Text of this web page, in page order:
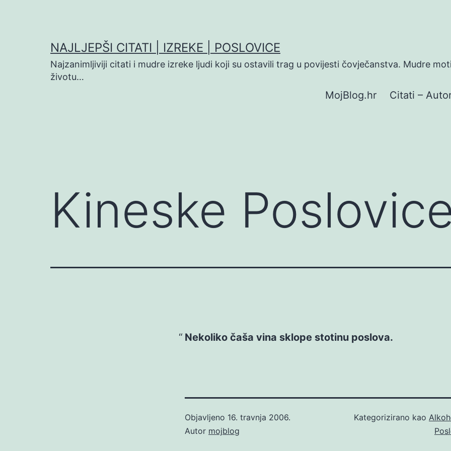
NAJLJEPŠI CITATI | IZREKE | POSLOVICE
Najzanimljiviji citati i mudre izreke ljudi koji su ostavili trag u povijesti čovječanstva. Mudre
životu…
MojBlog.hr Citati –
Kineske
Nekoliko čaša vina sklope stotinu poslova.
Objavljeno 16. travnja 2006.
Autor mojblog
Kategorizirano kao